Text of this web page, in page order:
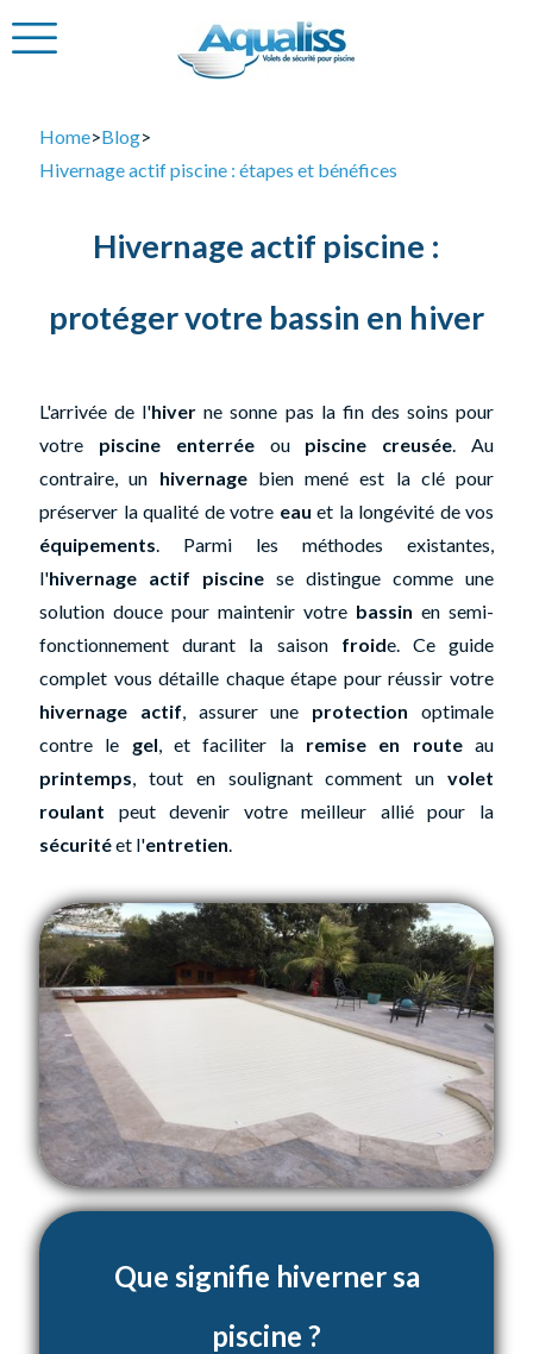
Home>Blog>
Hivernage actif piscine : étapes et bénéfices
Hivernage actif piscine :
protéger votre bassin en hiver
L'arrivée de l'hiver ne sonne pas la fin des soins pour
votre piscine enterréeou piscine creusée. Au
contraire, un hivernagebien mené est la clé pour
préserver la qualité de votre eau et la longévité de vos
équipements. Parmi les méthodes existantes,
l'hivernage actif piscine se distingue comme une
solution douce pour maintenir votre bassin en semi-
fonctionnement durant la saison froide. Ce guide
complet vous détaille chaque étape pour réussir votre
hivernage actif, assurer une protection optimale
contre le gel, et faciliter la remise en routeau
printemps, tout en soulignant comment un volet
roulant peut devenir votre meilleur allié pour la
sécuritéet l'entretien.
Que signifie hiverner sa
piscine ?